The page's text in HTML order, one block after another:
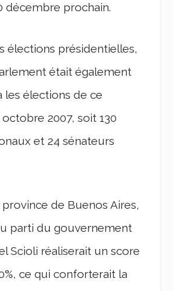
décembre prochain.
élections présidentielles,
était également
les élections de ce
2007, soit 130
et 24 sénateurs
province de Buenos Aires,
parti du gouvernement
Scioli réaliserait un score
ce qui conforterait la